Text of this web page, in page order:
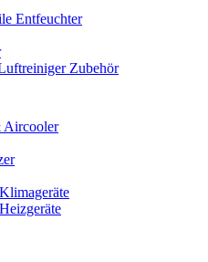
Entfeuchter
Zubehör
Aircooler